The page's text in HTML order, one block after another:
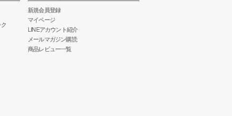
新規会員登録
マイページ
LINEアカウント紹介
メールマガジン購読
商品レビュー一覧